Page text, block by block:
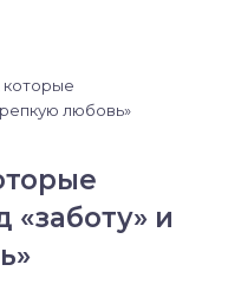
«заботу» и